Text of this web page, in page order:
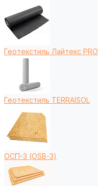
Геотекстиль Лайтекс PRO
Геотекстиль TERRAISOL
ОСП-3 (OSB-3)